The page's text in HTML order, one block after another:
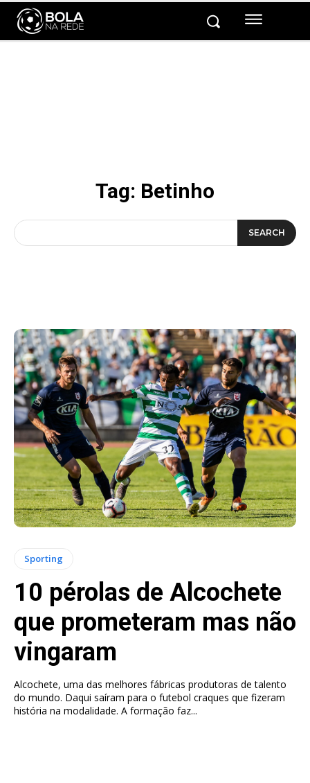
Tag: Betinho
SEARCH
Sporting
10 pérolas de Alcochete
que prometeram mas não
vingaram
Alcochete, uma das melhores fábricas produtoras de talento
do mundo. Daqui saíram para o futebol craques que fizeram
história na modalidade. A formação faz...